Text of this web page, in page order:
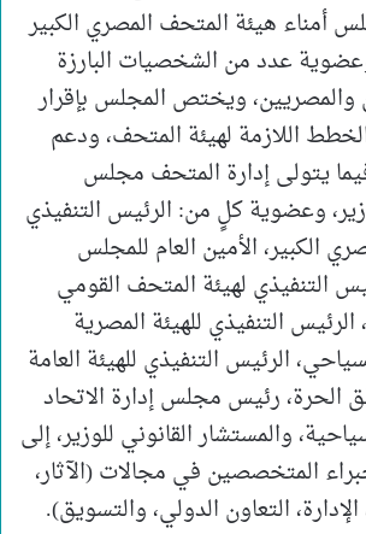
أمناء هيئة المتحف المصري الكبير
عدد من الشخصيات البارزة
والمصريين، ويختص المجلس بإقرار
اللازمة لهيئة المتحف، ودعم
يتولى إدارة المتحف مجلس
وعضوية كلٍ من: الرئيس التنفيذي
الكبير، الأمين العام للمجلس
التنفيذي لهيئة المتحف القومي
التنفيذي للهيئة المصرية
الرئيس التنفيذي للهيئة العامة
الحرة، رئيس مجلس إدارة الاتحاد
والمستشار القانوني للوزير، إلى
المتخصصين في مجالات (الآثار،
الإدارة، التعاون الدولي، والتسويق).